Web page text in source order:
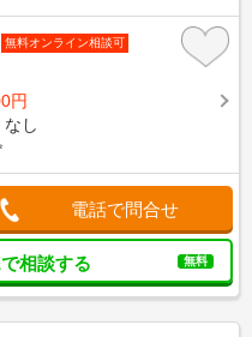
無料オンライン相談可
円
なし
電話で問合せ
相談する 無料